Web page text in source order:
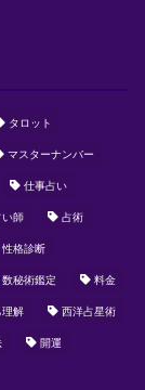
タロット
マスターナンバー
仕事占い
い師 占術
性格診断
数秘術鑑定 料金
理解 西洋占星術
開運